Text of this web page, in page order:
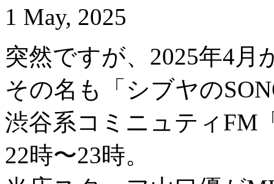
1 May, 2025
突然ですが、2025年4月
その名も「シブヤの
渋谷系コミニュティFM
22時〜23時。